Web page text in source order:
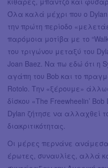
Όλα καλά μέχρι που ο Dylan
την πρώτη περίοδο
παρόμοια μοτίβα με το
του τριγώνου μεταξύ του
Joan Baez. Να πω εδώ ότι η
αγάπη του Bob και το
Rotolo. Την «ξέρουμε»
δίσκου «The Freewheelin’
Dylan ζήτησε να αλλαχθεί
διακριτικότητας.
Οι μέρες περνάνε ανάμεσα
έρωτες, συναυλίες, αλλά